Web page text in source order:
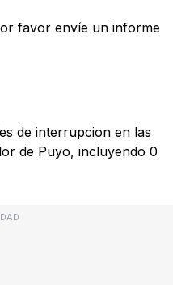
favor envíe un informe
de interrupcion en las
de Puyo, incluyendo 0